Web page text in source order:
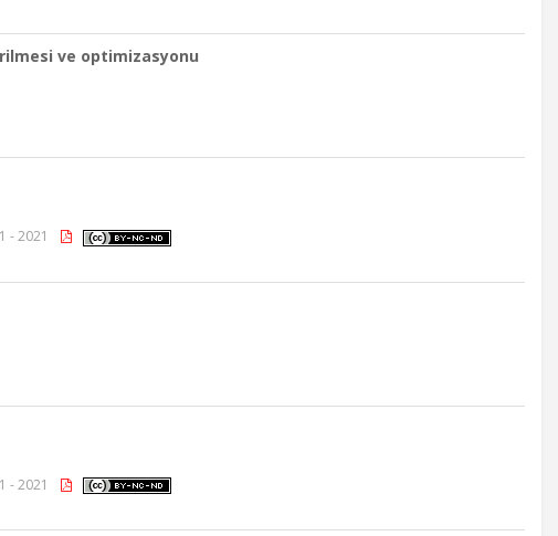
ve optimizasyonu
- 2021
- 2021